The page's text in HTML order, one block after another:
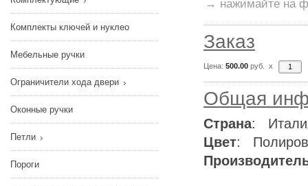
Комплекты ключей и нуклео
Мебельные ручки
Ограничители хода двери
Оконные ручки
Петли
Пороги
→ нажимайте на
Заказ
Цена: 500.00 руб. x
Общая
Страна:
Цвет: